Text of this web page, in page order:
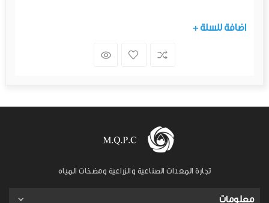
+ اضافة للسلة
تجارة المعدات الصناعية والزراعية ومضخات المياه
معلومات